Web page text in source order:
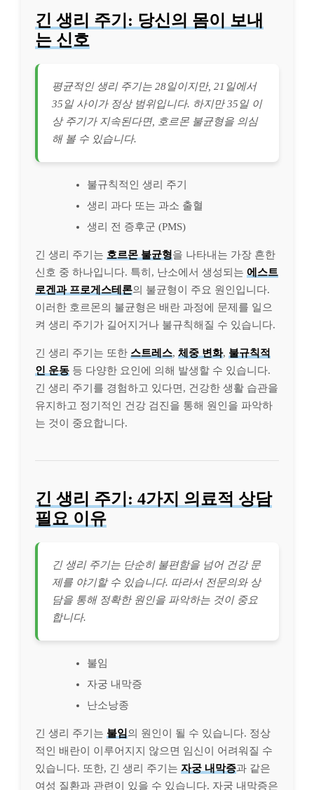
긴 생리 주기: 당신의 몸이 보내
는 신호
평균적인 생리 주기는 28일이지만, 21일에서
35일 사이가 정상 범위입니다. 하지만 35일 이
상 주기가 지속된다면, 호르몬 불균형을 의심
해 볼 수 있습니다.
불규칙적인 생리 주기
생리 과다 또는 과소 출혈
생리 전 증후군 (PMS)
긴 생리 주기는 호르몬 불균형을 나타내는 가장 흔한
신호 중 하나입니다. 특히, 난소에서 생성되는 에스트
로겐과 프로게스테론의 불균형이 주요 원인입니다.
이러한 호르몬의 불균형은 배란 과정에 문제를 일으
켜 생리 주기가 길어지거나 불규칙해질 수 있습니다.
긴 생리 주기는 또한 스트레스, 체중 변화, 불규칙적
인 운동 등 다양한 요인에 의해 발생할 수 있습니다.
긴 생리 주기를 경험하고 있다면, 건강한 생활 습관을
유지하고 정기적인 건강 검진을 통해 원인을 파악하
는 것이 중요합니다.
긴 생리 주기: 4가지 의료적 상담
필요 이유
긴 생리 주기는 단순히 불편함을 넘어 건강 문
제를 야기할 수 있습니다. 따라서 전문의와 상
담을 통해 정확한 원인을 파악하는 것이 중요
합니다.
불임
자궁 내막증
난소낭종
긴 생리 주기는 불임 의 원인이 될 수 있습니다. 정상
적인 배란이 이루어지지 않으면 임신이 어려워질 수
있습니다. 또한, 긴 생리 주기는 자궁 내막증과 같은
여성 질환과 관련이 있을 수 있습니다. 자궁 내막증은